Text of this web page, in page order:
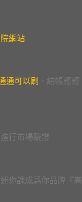
網站
通可以刷 ，結帳輕輕
行市場驗證
迷你課成爲你品牌『高